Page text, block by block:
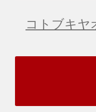
コトブキヤ